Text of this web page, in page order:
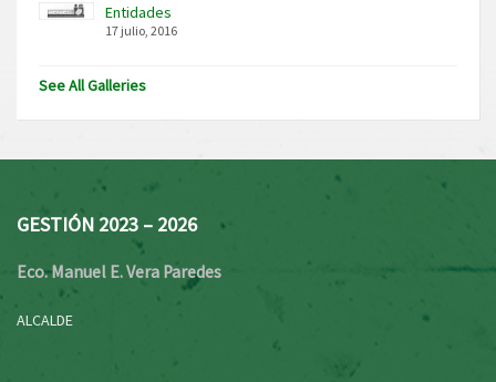
Entidades
17 julio, 2016
See All Galleries
GESTIÓN 2023 – 2026
Eco. Manuel E. Vera Paredes
ALCALDE